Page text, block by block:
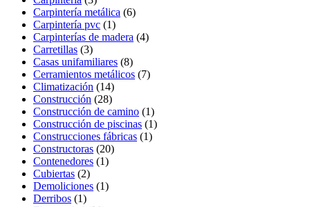
Carpintería metálica (6)
Carpintería pvc (1)
Carpinterías de madera (4)
Carretillas (3)
Casas unifamiliares (8)
Cerramientos metálicos (7)
Climatización (14)
Construcción (28)
Construcción de camino (1)
Construcción de piscinas (1)
Construcciones fábricas (1)
Constructoras (20)
Contenedores (1)
Cubiertas (2)
Demoliciones (1)
Derribos (1)